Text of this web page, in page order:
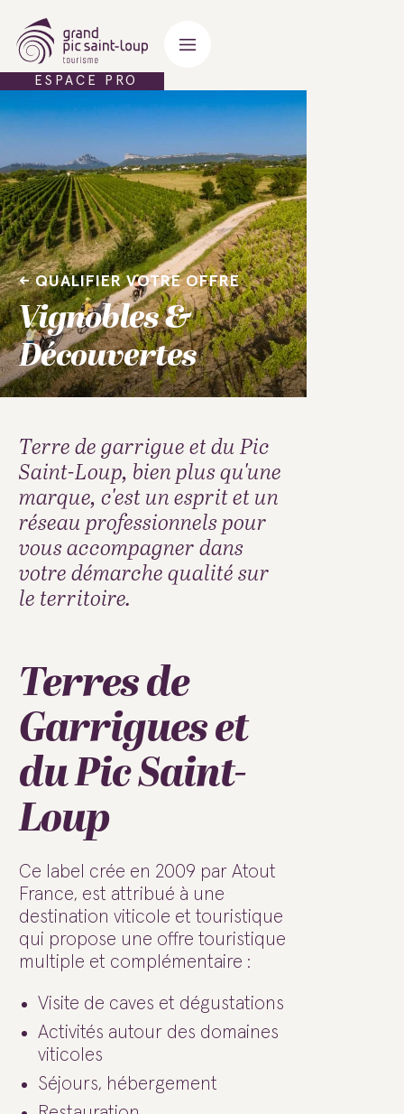
ESPACE PRO
QUALIFIER VOTRE OFFRE
Vignobles &
Découvertes
Terre de garrigue et du Pic
Saint-Loup, bien plus qu'une
marque, c'est un esprit et un
réseau professionnels pour
vous accompagner dans
votre démarche qualité sur
le territoire.
Terres de
Garrigues et
du Pic Saint-
Loup
Ce label crée en 2009 par Atout
France, est attribué à une
destination viticole et touristique
qui propose une offre touristique
multiple et complémentaire :
Visite de caves et dégustations
Activités autour des domaines
viticoles
Séjours, hébergement